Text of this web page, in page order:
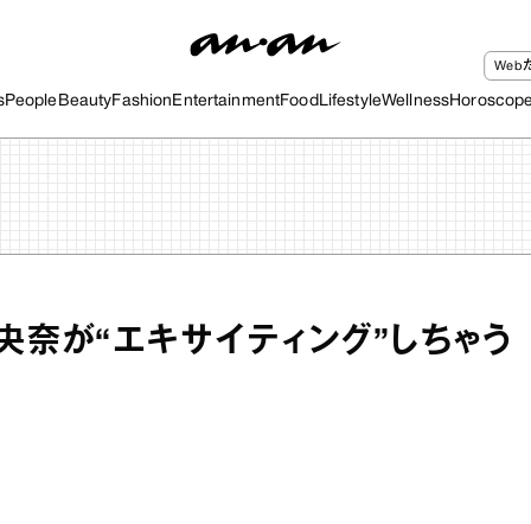
People BeautyFashion EntertainmentFood LifestyleWellness
Web
奈が“エキサイティング”しちゃう